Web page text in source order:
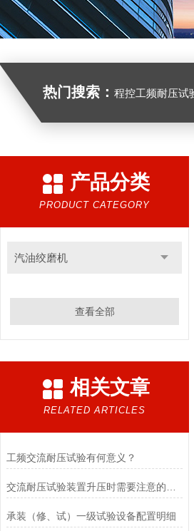
热门搜索： 程控工频耐压试验装置、智能工频耐压试验
产品分类
PRODUCT CATEGORY
汽油绞磨机
查看全部
相关文章
RELATED ARTICLES
工频交流耐压试验有何意义？
承装（修、试）一级试验设备配置明细